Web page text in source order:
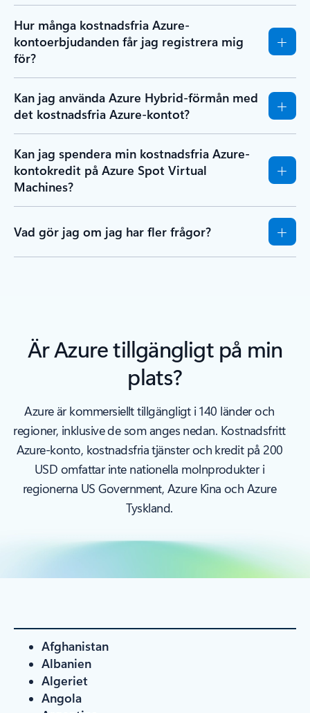
Hur många kostnadsfria Azure-
kontoerbjudanden får jag registrera mig
för?
Kan jag använda Azure Hybrid-förmån med
det kostnadsfria Azure-kontot?
Kan jag spendera min kostnadsfria Azure-
kontokredit på Azure Spot Virtual
Machines?
Vad gör jag om jag har fler frågor?
Är Azure tillgängligt på min
plats?
Azure är kommersiellt tillgängligt i 140 länder och
regioner, inklusive de som anges nedan. Kostnadsfritt
Azure-konto, kostnadsfria tjänster och kredit på 200
USD omfattar inte nationella molnprodukter i
regionerna US Government, Azure Kina och Azure
Tyskland.
Afghanistan
Albanien
Algeriet
Angola